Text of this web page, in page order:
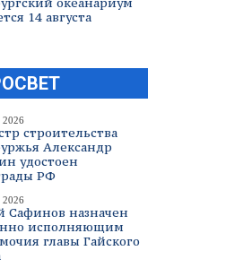
14 августа
2026
строительства
Александр
удостоен
РФ
2026
Сафинов назначен
исполняющим
главы Гайского